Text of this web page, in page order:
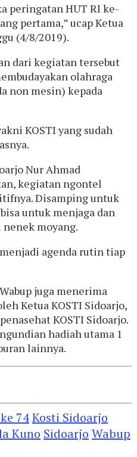
peringatan HUT RI ke-
pertama,” ucap Ketua
(4/8/2019).
dari kegiatan tersebut
olahraga
non mesin) kepada
KOSTI yang sudah
Nur Ahmad
kegiatan ngontel
Disamping untuk
untuk menjaga dan
moyang.
agenda rutin tiap
juga menerima
Ketua KOSTI Sidoarjo,
KOSTI Sidoarjo.
hadiah utama 1
lainnya.
74Kosti Sidoarjo
Kuno Sidoarjo Wabup